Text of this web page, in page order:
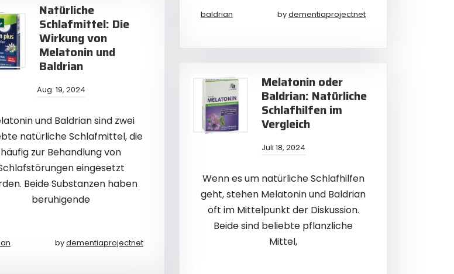
baldrian bydementiaprojectnet
Natürliche
Schlafmittel: Die
Wirkung von
Melatonin und
Baldrian
Aug. 19, 2024
und Baldrian sind zwei
natürliche Schlafmittel, die
häufig zur Behandlung von
eingesetzt
Beide Substanzen haben
beruhigende
bydementiaprojectnet
Melatonin oder
Baldrian: Natürliche
Schlafhilfen im
Vergleich
Juli 18, 2024
Wenn es um natürliche Schlafhilfen
geht, stehen Melatonin und Baldrian
oft im Mittelpunkt der Diskussion.
Beide sind beliebte pflanzliche
Mittel,